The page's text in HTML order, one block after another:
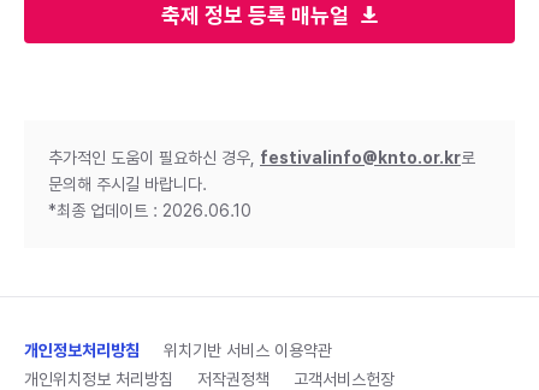
축제 정보 등록 매뉴얼
추가적인 도움이 필요하신 경우, festivalinfo@knto.or.kr로
문의해 주시길 바랍니다.
*최종 업데이트 : 2026.06.10
개인정보처리방침
위치기반 서비스 이용약관
개인위치정보 처리방침
저작권정책 고객서비스헌장